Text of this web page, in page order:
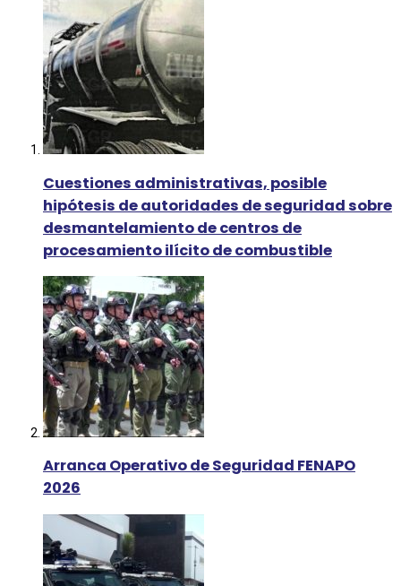
Cuestiones administrativas, posible
hipótesis de autoridades de seguridad sobre
desmantelamiento de centros de
procesamiento ilícito de combustible
Arranca Operativo de Seguridad FENAPO
2026